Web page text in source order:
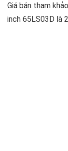
Giá bán tham
inch 65LS03D là